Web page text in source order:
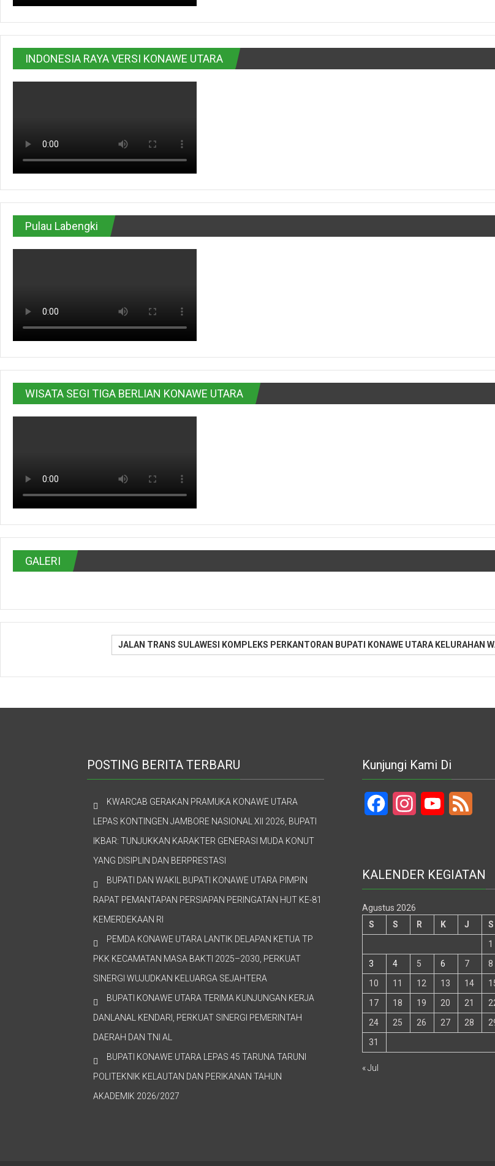
INDONESIA RAYA VERSI KONAWE UTARA
Pulau Labengki
WISATA SEGI TIGA BERLIAN KONAWE UTARA
GALERI
JALAN TRANS SULAWESI KOMPLEKS PERKANTORAN BUPATI KONAWE UTARA KELURAHAN
POSTING BERITA TERBARU
KWARCAB GERAKAN PRAMUKA KONAWE UTARA
LEPAS KONTINGEN JAMBORE NASIONAL XII 2026, BUPATI
IKBAR: TUNJUKKAN KARAKTER GENERASI MUDA KONUT
YANG DISIPLIN DAN BERPRESTASI
BUPATI DAN WAKIL BUPATI KONAWE UTARA PIMPIN
RAPAT PEMANTAPAN PERSIAPAN PERINGATAN HUT KE-81
KEMERDEKAAN RI
PEMDA KONAWE UTARA LANTIK DELAPAN KETUA TP
PKK KECAMATAN MASA BAKTI 2025–2030, PERKUAT
SINERGI WUJUDKAN KELUARGA SEJAHTERA
BUPATI KONAWE UTARA TERIMA KUNJUNGAN KERJA
DANLANAL KENDARI, PERKUAT SINERGI PEMERINTAH
DAERAH DAN TNI AL
BUPATI KONAWE UTARA LEPAS 45 TARUNA TARUNI
POLITEKNIK KELAUTAN DAN PERIKANAN TAHUN
AKADEMIK 2026/2027
Kunjungi Kami Di
FacebookInstagramYouTube
KALENDER KEGIATAN
Agustus 2026
S
S R K J S
1
3
4 5 6 7 8
10
11 12 13 14
17
18 19 20 21
24
25 26 27 28
31
« Jul